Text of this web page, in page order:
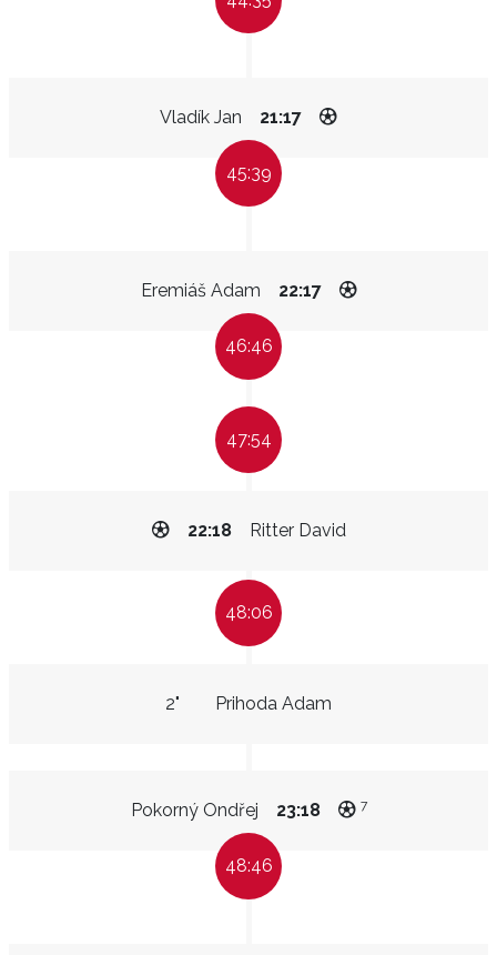
Vladík Jan 21:17
45:39
Eremiáš Adam 22:17
46:46
47:54
Ritter David
22:18
48:06
Prihoda Adam
2"
Pokorný Ondřej 23:18 7
48:46